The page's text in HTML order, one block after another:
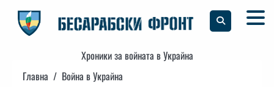
content
Хроники за войната в Украйна
Главна
Война в Украйна